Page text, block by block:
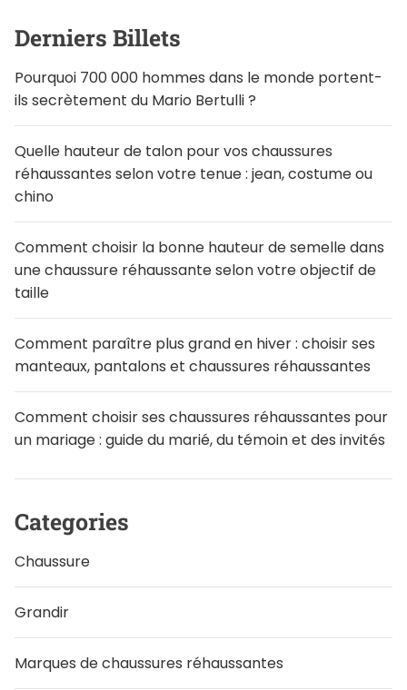
Derniers Billets
Pourquoi 700 000 hommes dans le monde portent-
ils secrètement du Mario Bertulli ?
Quelle hauteur de talon pour vos chaussures
réhaussantes selon votre tenue : jean, costume ou
chino
Comment choisir la bonne hauteur de semelle dans
une chaussure réhaussante selon votre objectif de
taille
Comment paraître plus grand en hiver : choisir ses
manteaux, pantalons et chaussures réhaussantes
Comment choisir ses chaussures réhaussantes pour
un mariage : guide du marié, du témoin et des invités
Categories
Chaussure
Grandir
Marques de chaussures réhaussantes